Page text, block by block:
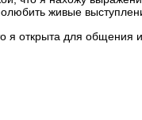
живые
я открыта для общения